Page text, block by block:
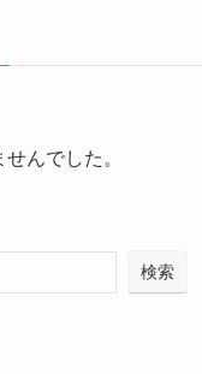
んでした。
検索